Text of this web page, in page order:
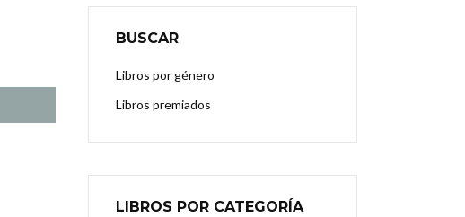
BUSCAR
Libros por género
Libros premiados
LIBROS POR CATEGORÍA